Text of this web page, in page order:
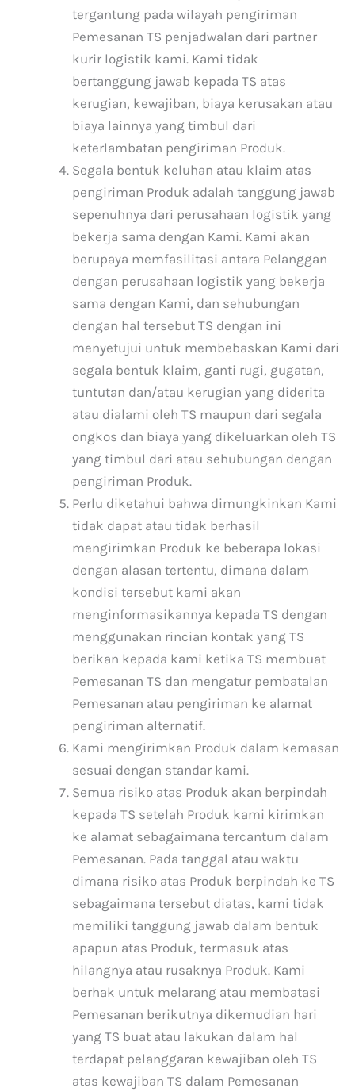
tergantung pada wilayah pengiriman
Pemesanan TS penjadwalan dari partner
kurir logistik kami. Kami tidak
bertanggung jawab kepada TS atas
kerugian, kewajiban, biaya kerusakan atau
biaya lainnya yang timbul dari
keterlambatan pengiriman Produk.
Segala bentuk keluhan atau klaim atas
pengiriman Produk adalah tanggung jawab
sepenuhnya dari perusahaan logistik yang
bekerja sama dengan Kami. Kami akan
berupaya memfasilitasi antara Pelanggan
dengan perusahaan logistik yang bekerja
sama dengan Kami, dan sehubungan
dengan hal tersebut TS dengan ini
menyetujui untuk membebaskan Kami dari
segala bentuk klaim, ganti rugi, gugatan,
tuntutan dan/atau kerugian yang diderita
atau dialami oleh TS maupun dari segala
ongkos dan biaya yang dikeluarkan oleh TS
yang timbul dari atau sehubungan dengan
pengiriman Produk.
Perlu diketahui bahwa dimungkinkan Kami
tidak dapat atau tidak berhasil
mengirimkan Produk ke beberapa lokasi
dengan alasan tertentu, dimana dalam
kondisi tersebut kami akan
menginformasikannya kepada TS dengan
menggunakan rincian kontak yang TS
berikan kepada kami ketika TS membuat
Pemesanan TS dan mengatur pembatalan
Pemesanan atau pengiriman ke alamat
pengiriman alternatif.
Kami mengirimkan Produk dalam kemasan
sesuai dengan standar kami.
Semua risiko atas Produk akan berpindah
kepada TS setelah Produk kami kirimkan
ke alamat sebagaimana tercantum dalam
Pemesanan. Pada tanggal atau waktu
dimana risiko atas Produk berpindah ke TS
sebagaimana tersebut diatas, kami tidak
memiliki tanggung jawab dalam bentuk
apapun atas Produk, termasuk atas
hilangnya atau rusaknya Produk. Kami
berhak untuk melarang atau membatasi
Pemesanan berikutnya dikemudian hari
yang TS buat atau lakukan dalam hal
terdapat pelanggaran kewajiban oleh TS
atas kewajiban TS dalam Pemesanan